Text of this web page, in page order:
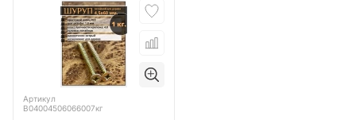
Артикул
B04004506066007кг